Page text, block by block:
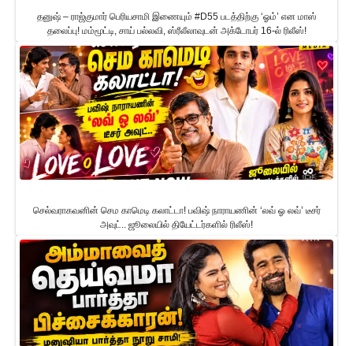
தனுஷ் – ராஜ்குமார் பெரியசாமி இணையும் #D55 படத்திற்கு ‘ஓம்’ என மாஸ்
தலைப்பு! மம்மூட்டி, சாய் பல்லவி, ஸ்ரீலீலாவுடன் அக்டோபர் 16-ல் ரிலீஸ்!
செல்வராகவனின் செம காமெடி கலாட்டா! பவிஷ் நாராயணின் ‘லவ் ஓ லவ்’ டீசர்
அவுட்.. ஜூலையில் தியேட்டர்களில் ரிலீஸ்!